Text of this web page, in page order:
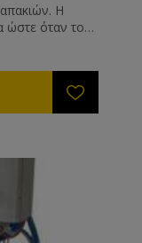
Η
ώστε όταν το